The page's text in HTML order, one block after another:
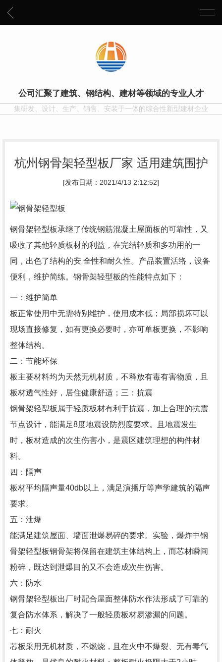
公司汇聚了建筑、钢结构、建材等领域的专业人才
集研发、设计、生产、销售、安装于一体的综合性新型建材企业
杭州钢骨架轻型板厂家 适用建筑围护
[发布日期：2021/4/13 2:12:52]
钢骨架轻型板承继了传统钢筋混凝土屋面板的可靠性，又
吸收了其他轻质板材的利益，在完结轻质和多功用的一
同，出色了结构的安 全性和耐久性。产品装置活络，设备
便利，维护简练。 钢骨架轻型板的性能特点如下：
一：维护简单
板正常使用中无需特别维护，使用成本低；局部损坏可以
现场直接修复，如有更换必要时，亦可单板更换，不影响
整体结构。
二：节能环保
板主要材料均为天然无机材质，不释放有毒有害物质，且
板材透气性好，居住健康舒适；三：抗震
钢骨架轻型板属于轻质板材有利于抗震，加上合理的抗震
节点设计，能满足8度地震设防烈度要求。且地震发生
时，板材造成的次生伤害小，是震区建筑理想的构件材
料。
四：隔声
板材平均隔声量40db以上，满足演播厅等声学建筑的隔声
要求。
五：泄爆
能满足建筑屋面、墙面泄爆易碎的要求。实验，爆炸中钢
骨架轻型板钢骨架将保留在建筑主体结构上，而芯材瞬间
粉碎，既达到泄爆目的又不会造成次生伤害。
六：防水
钢骨架轻型板出厂时配合屋面整体防水作法形成了可靠的
复合防水体系，解决了一般轻质板材易渗漏的问题。
七：耐火
芯板采用无机材质，不燃烧，且在火中不爆裂、无有毒气